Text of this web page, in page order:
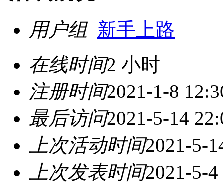
用户组 新手上路
在线时间2 小时
注册时间2021-1-8
最后访问2021-5-14
上次活动时间2021-5-
上次发表时间2021-5-4